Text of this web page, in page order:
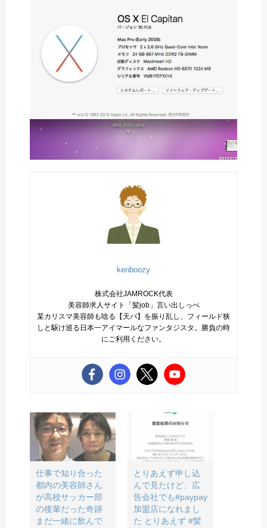
kenboozy
株式会社JAMROCK代表
美容師求人サイト「髪job」言い出しっぺ
某カリスマ美容師も唸る【天パ】を振り乱し、フィールド狭
しと駆け巡る日本一アイマールなファンタジスタ。勝負の時
にご利用ください。
仕事で知り合った
都内の美容師さん
が高校サッカー部
の後輩だった奇跡️
まだ一緒に飲んで
とりあえず申し込
んで見たけど、広
告会社でも#paypay
加盟店になれまし
た️ とりあえず #髪